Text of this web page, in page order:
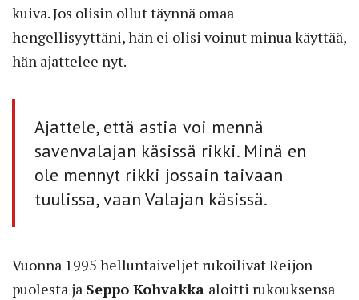
kuiva. Jos olisin ollut täynnä omaa
hengellisyyttäni, hän ei olisi voinut minua käyttää,
hän ajattelee nyt.
Ajattele, että astia voi mennä
savenvalajan käsissä rikki. Minä en
ole mennyt rikki jossain taivaan
tuulissa, vaan Valajan käsissä.
Vuonna 1995 helluntaiveljet rukoilivat Reijon
puolesta ja Seppo Kohvakka aloitti rukouksensa